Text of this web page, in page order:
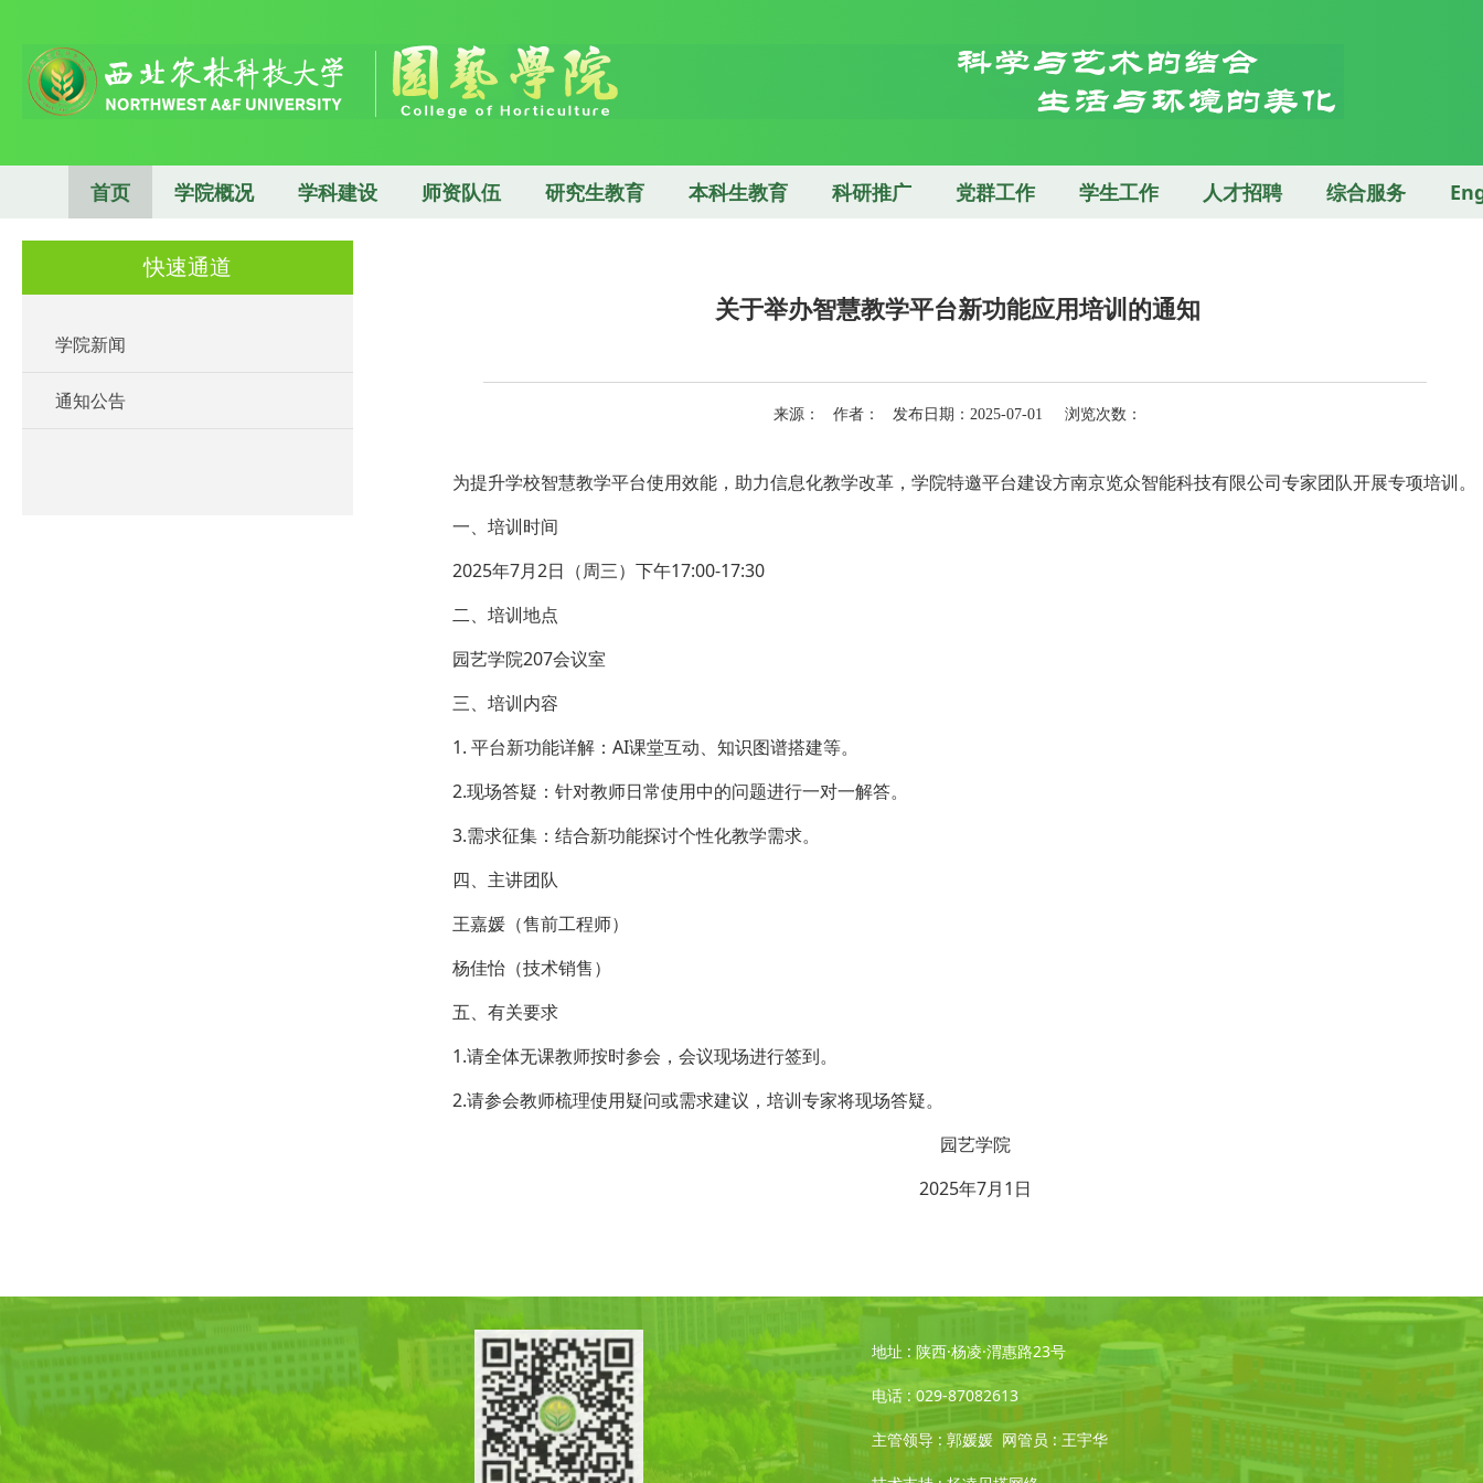
首页 学院概况 学科建设 师资队伍 研究生教育 本科生教育 科研推广 党群工作 学生工作 人才招聘 综合服务
快速通道
学院新闻
通知公告
关于举办智慧教学平台新功能应用培训的通知
来源： 作者： 发布日期：2025-07-01 浏览次数：
为提升学校智慧教学平台使用效能，助力信息化教学改革，学院特邀平台建设方南京览众智能科技有限公司专家团队开展专项培训。
一、培训时间
2025年7月2日（周三）下午17:00-17:30
二、培训地点
园艺学院207会议室
三、培训内容
1. 平台新功能详解：AI课堂互动、知识图谱搭建等。
2.现场答疑：针对教师日常使用中的问题进行一对一解答。
3.需求征集：结合新功能探讨个性化教学需求。
四、主讲团队
王嘉媛（售前工程师）
杨佳怡（技术销售）
五、有关要求
1.请全体无课教师按时参会，会议现场进行签到。
2.请参会教师梳理使用疑问或需求建议，培训专家将现场答疑。
园艺学院
2025年7月1日
地址 : 陕西·杨凌·渭惠路23号
电话 : 029-87082613
主管领导 : 郭媛媛 网管员 : 王宇华